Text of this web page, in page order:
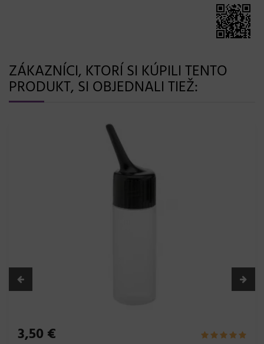
ZÁKAZNÍCI, KTORÍ SI KÚPILI TENTO
PRODUKT, SI OBJEDNALI TIEŽ:
Papieriky na trvalú onduláciu Sibel Super Tex, 75 x 50